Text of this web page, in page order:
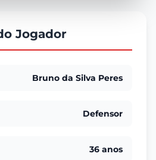
Jogador
Bruno da Silva Peres
Defensor
36 anos